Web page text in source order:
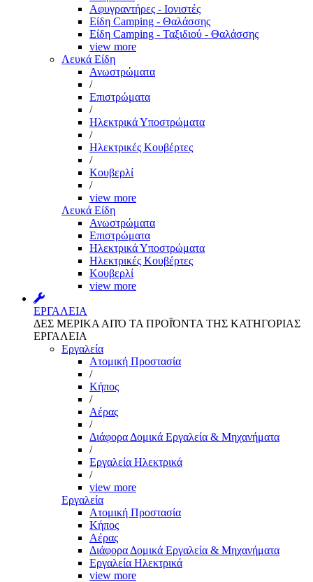
Αφυγραντήρες - Ιονιστές
Είδη Camping - Θαλάσσης
Είδη Camping - Ταξιδιού - Θαλάσσης
view more
Λευκά Είδη
Ανωστρώματα
/
Επιστρώματα
/
Ηλεκτρικά Υποστρώματα
/
Ηλεκτρικές Κουβέρτες
/
Κουβερλί
/
view more
Λευκά Είδη
Ανωστρώματα
Επιστρώματα
Ηλεκτρικά Υποστρώματα
Ηλεκτρικές Κουβέρτες
Κουβερλί
view more
ΕΡΓΑΛΕΙΑ
ΔΕΣ ΜΕΡΙΚΑ ΑΠΌ ΤΑ ΠΡΟΪΌΝΤΑ ΤΗΣ ΚΑΤΗΓΟΡΙΑΣ
ΕΡΓΑΛΕΙΑ
Εργαλεία
Aτομική Προστασία
/
Kήπος
/
Αέρας
/
Διάφορα Δομικά Εργαλεία & Μηχανήματα
/
Εργαλεία Ηλεκτρικά
/
view more
Εργαλεία
Aτομική Προστασία
Kήπος
Αέρας
Διάφορα Δομικά Εργαλεία & Μηχανήματα
Εργαλεία Ηλεκτρικά
view more